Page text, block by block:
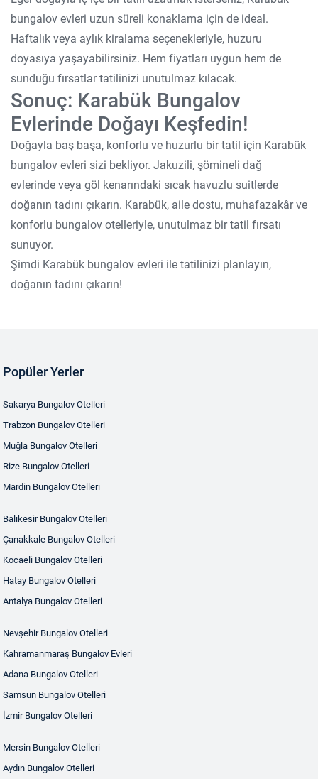
bungalov evleri uzun süreli konaklama için de ideal.
Haftalık veya aylık kiralama seçenekleriyle, huzuru
doyasıya yaşayabilirsiniz. Hem fiyatları uygun hem de
sunduğu fırsatlar tatilinizi unutulmaz kılacak.
Sonuç: Karabük Bungalov
Evlerinde Doğayı Keşfedin!
Doğayla baş başa, konforlu ve huzurlu bir tatil için Karabük
bungalov evleri sizi bekliyor. Jakuzili, şömineli dağ
evlerinde veya göl kenarındaki sıcak havuzlu suitlerde
doğanın tadını çıkarın. Karabük, aile dostu, muhafazakâr ve
konforlu bungalov otelleriyle, unutulmaz bir tatil fırsatı
sunuyor.
Şimdi Karabük bungalov evleri ile tatilinizi planlayın,
doğanın tadını çıkarın!
Popüler Yerler
Sakarya Bungalov Otelleri
Trabzon Bungalov Otelleri
Muğla Bungalov Otelleri
Rize Bungalov Otelleri
Mardin Bungalov Otelleri
Balıkesir Bungalov Otelleri
Çanakkale Bungalov Otelleri
Kocaeli Bungalov Otelleri
Hatay Bungalov Otelleri
Antalya Bungalov Otelleri
Nevşehir Bungalov Otelleri
Kahramanmaraş Bungalov Evleri
Adana Bungalov Otelleri
Samsun Bungalov Otelleri
İzmir Bungalov Otelleri
Mersin Bungalov Otelleri
Aydın Bungalov Otelleri